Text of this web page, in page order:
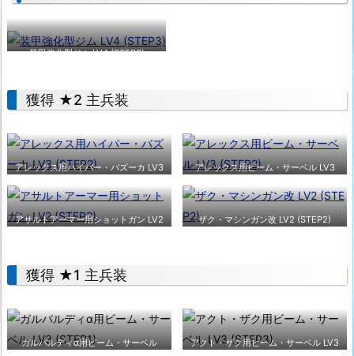
装甲強化型ジム LV4 (STEP3)
獲得 ★2 主兵装
アレックス用ハイパー・バズーカ LV3
アレックス用ビーム・サーベル LV3
アサルトアーマー用ショットガン LV2
ザク・マシンガン改 LV2 (STEP2)
獲得 ★1 主兵装
ガルバルディα用ビーム・サーベル
アクト・ザク用ビーム・サーベル LV3